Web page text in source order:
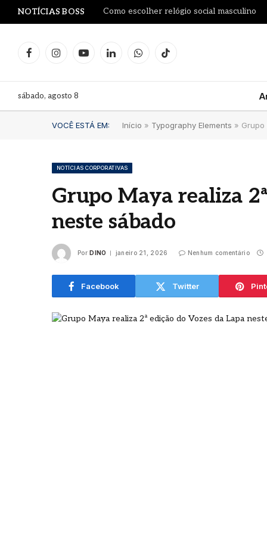
NOTÍCIAS BOSS Como escolher relógio social masculino
FacebookInstagramYouTubeLinkedInWhatsAppTikTok
sábado, agosto 8
VOCÊ ESTÁ EM: Início » Typography Elements »
NOTÍCIAS CORPORATIVAS
Grupo Maya realiza
neste sábado
Por DINO janeiro 21, 2026 Nenhum comentário
Facebook Twitter
Dia